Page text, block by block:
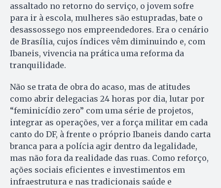
assaltado no retorno do serviço, o jovem sofre
para ir à escola, mulheres são estupradas, bate o
desassossego nos empreendedores. Era o cenário
de Brasília, cujos índices vêm diminuindo e, com
Ibaneis, vivencia na prática uma reforma da
tranquilidade.
Não se trata de obra do acaso, mas de atitudes
como abrir delegacias 24 horas por dia, lutar por
“feminicídio zero” com uma série de projetos,
integrar as operações, ver a força militar em cada
canto do DF, à frente o próprio Ibaneis dando carta
branca para a polícia agir dentro da legalidade,
mas não fora da realidade das ruas. Como reforço,
ações sociais eficientes e investimentos em
infraestrutura e nas tradicionais saúde e